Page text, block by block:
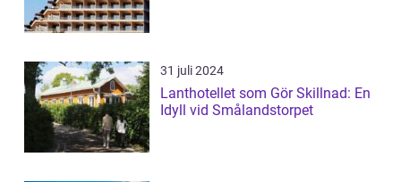
31 juli 2024
Lanthotellet som Gör Skillnad: En
Idyll vid Smålandstorpet